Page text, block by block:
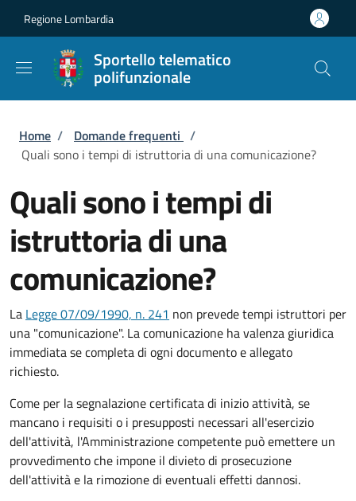
Regione Lombardia
Sportello telematico
polifunzionale
Briciole di pane
Home / Domande frequenti /
Quali sono i tempi di istruttoria di una comunicazione?
Quali sono i tempi di
istruttoria di una
comunicazione?
La Legge 07/09/1990, n. 241 non prevede tempi istruttori per
una "comunicazione". La comunicazione ha valenza giuridica
immediata se completa di ogni documento e allegato
richiesto.
Come per la segnalazione certificata di inizio attività, se
mancano i requisiti o i presupposti necessari all'esercizio
dell'attività, l'Amministrazione competente può emettere un
provvedimento che impone il divieto di prosecuzione
dell'attività e la rimozione di eventuali effetti dannosi.